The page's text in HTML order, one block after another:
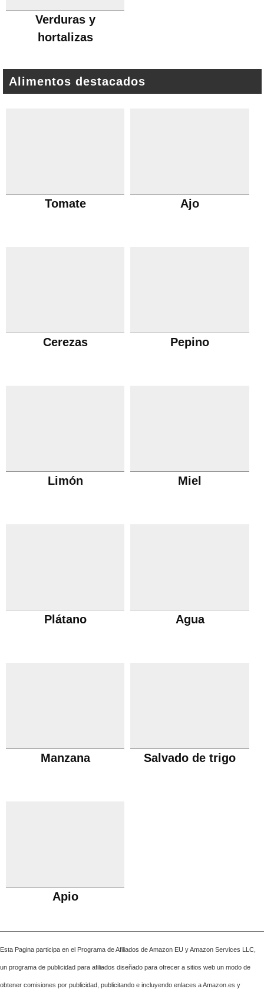
Verduras y
hortalizas
Alimentos destacados
Tomate Ajo
Cerezas Pepino
Limón Miel
Plátano Agua
Manzana Salvado de trigo
Apio
Esta Pagina participa en el Programa de Afiliados de Amazon EU y Amazon Services LLC,
un programa de publicidad para afiliados diseñado para ofrecer a sitios web un modo de
obtener comisiones por publicidad, publicitando e incluyendo enlaces a Amazon.es y